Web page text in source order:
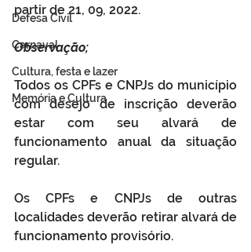
Defesa Civil
Carnaval
Cultura, festa e lazer
Memória e Cultura
partir de 21, 09, 2022.
Observação;
Todos os CPFs e CNPJs do município
com desejo de inscrição deverão
estar com seu alvará de
funcionamento anual da situação
regular.
Os CPFs e CNPJs de outras
localidades deverão retirar alvará de
funcionamento provisório.